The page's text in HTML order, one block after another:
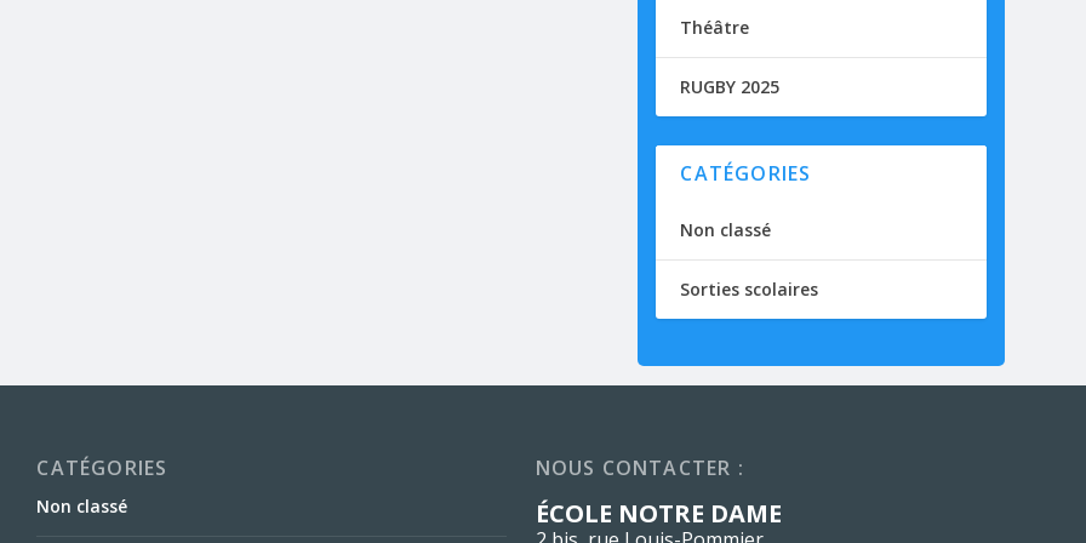
Théâtre
RUGBY 2025
CATÉGORIES
Non classé
Sorties scolaires
CATÉGORIES
Non classé
NOUS CONTACTER :
ÉCOLE NOTRE DAME